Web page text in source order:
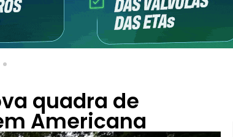
quadra de
Americana